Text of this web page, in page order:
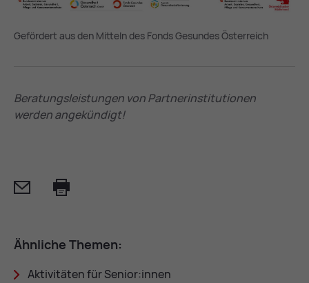
Gefördert aus den Mitteln des Fonds Gesundes Österreich
Beratungsleistungen von Partnerinstitutionen
werden angekündigt!
Mail
Ähn­li­che The­men:
Ak­ti­vi­tä­ten für Se­ni­or:in­nen